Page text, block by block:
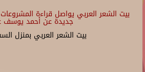
بيت الشعر العربي يواصل قراءة
جديدة عن أحمد يوسف
بيت الشعر العربي بمنزل